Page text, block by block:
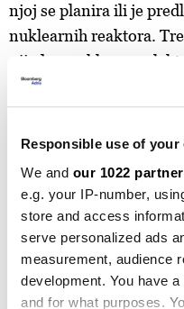
Responsible use of your
We and our 1022
e.g. your IP-number,
store and access
serve personalized ads
measurement, audience
development. You have
and for what purposes.
njoj se planira ili je
nuklearnih reaktora.
nijednu nuklearnu
prve je potpisan s
Westinghouse Electric.
Od država EU-a, novi
ili su predloženi u
Rumunjskoj,
Francuskoj.
Izvan EU-a, novi
graditi u Kini (149) i